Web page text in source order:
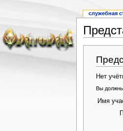
Нет
Вы
Имя
служебная